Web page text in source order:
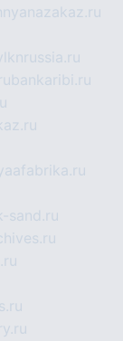
bankaribi.ru
sand.ru